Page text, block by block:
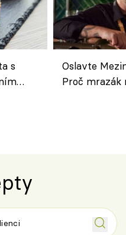
s
Oslavte
Proč